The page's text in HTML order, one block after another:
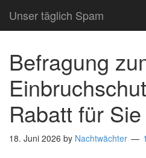
Unser täglich Spam
Befragung
Rabatt für
18. Juni 2026 by Nachtwächter